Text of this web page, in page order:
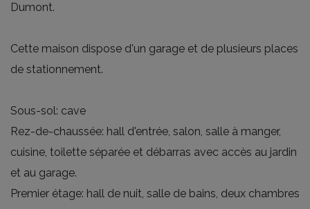
Dumont.
Cette maison dispose d'un garage et de plusieurs places
de stationnement.
Sous-sol: cave
Rez-de-chaussée: hall d'entrée, salon, salle à manger,
cuisine, toilette séparée et débarras avec accès au jardin
et au garage.
Premier étage: hall de nuit, salle de bains, deux chambres